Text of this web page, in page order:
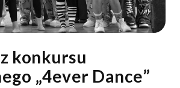
konkursu
„4ever Dance”